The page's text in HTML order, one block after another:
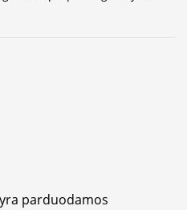
parduodamos